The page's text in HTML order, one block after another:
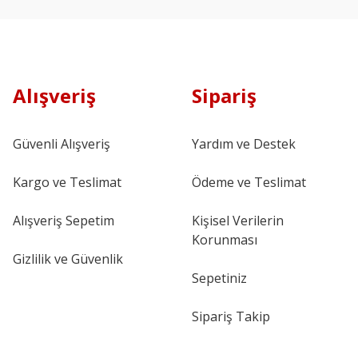
Alışveriş
Güvenli Alışveriş
Kargo ve Teslimat
Alışveriş Sepetim
Gizlilik ve Güvenlik
Sipariş
Yardım ve Destek
Ödeme ve Teslimat
Kişisel Verilerin
Korunması
Sepetiniz
Sipariş Takip